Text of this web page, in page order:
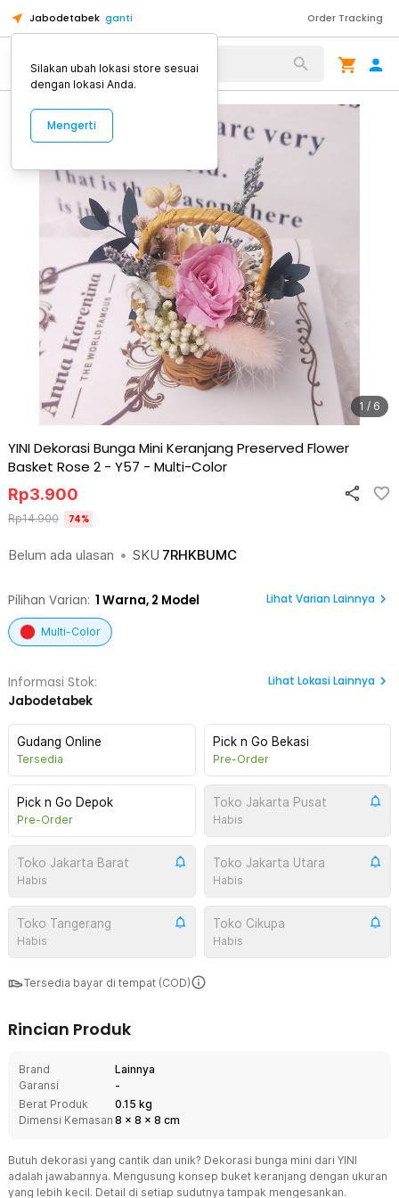
Jabodetabek ganti Order Tracking
Alat Kopi
1 / 6
YINI Dekorasi Bunga Mini Keranjang Preserved Flower
Basket Rose 2 - Y57 - Multi-Color
Belum ada ulasan • SKU 7RHKBUMC
Rp3.900
Rp14.900 74%
Pilihan Varian: 1 Warna, 2 Model Lihat Varian Lainnya
Multi-Color
Informasi Stok:
Jabodetabek
Lihat Lokasi Lainnya
Gudang Online
Tersedia
Pick n Go Bekasi
Pre-Order
Pick n Go Depok
Pre-Order
Toko Jakarta Pusat
Habis
Toko Jakarta Barat
Habis
Toko Jakarta Utara
Habis
Toko Tangerang
Habis
Toko Cikupa
Habis
Tersedia bayar di tempat (COD)
Rincian Produk
Brand
Lainnya
Garansi
-
Berat Produk
0.15 kg
Dimensi Kemasan 8 x 8 x 8 cm
Butuh dekorasi yang cantik dan unik? Dekorasi bunga mini dari YINI
adalah jawabannya. Mengusung konsep buket keranjang dengan ukuran
yang lebih kecil. Detail di setiap sudutnya tampak mengesankan.
Silakan ubah lokasi store sesuai
dengan lokasi Anda.
Mengerti